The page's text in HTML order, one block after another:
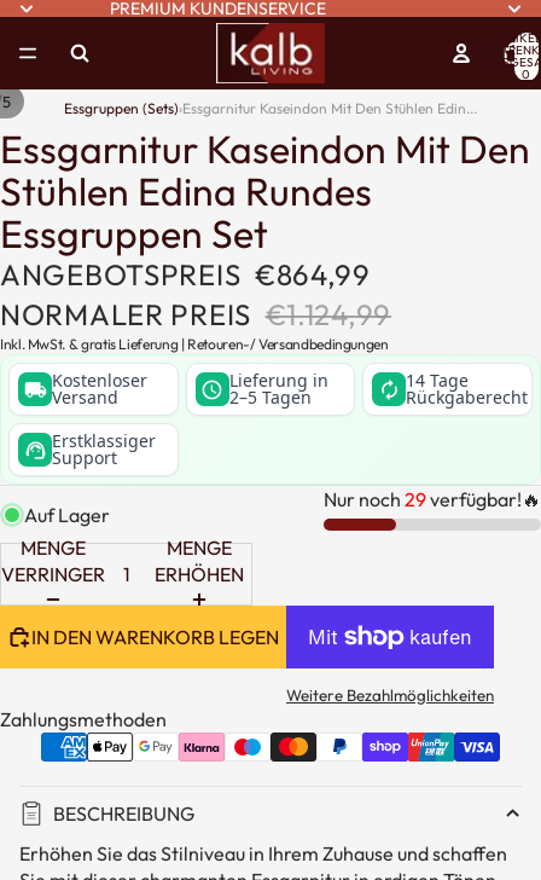
PREMIUM KUNDENSERVICE
0
Essgruppen (Sets)›Essgarnitur Kaseindon Mit Den Stühlen Edin...
5
Essgarnitur Kaseindon Mit Den
Stühlen Edina Rundes
Essgruppen Set
ANGEBOTSPREIS €864,99
NORMALER PREIS €1.124,99
Inkl. MwSt. & gratis Lieferung | Retouren-/Versandbedingungen
local_shipping Kostenloser
Versand schedule Lieferung in
2–5 Tagen autorenew 14 Tage
Rückgaberecht
support_agent Erstklassiger
Support
Auf Lager
Nur noch 29verfügbar!🔥
MENGE
VERRINGERN
MENGE
ERHÖHEN
IN DEN WARENKORB LEGEN
Weitere Bezahlmöglichkeiten
Zahlungsmethoden
BESCHREIBUNG
Erhöhen Sie das Stilniveau in Ihrem Zuhause und schaffen